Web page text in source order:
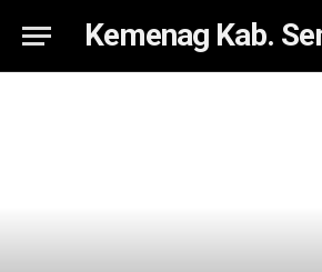
Kemenag Kab.